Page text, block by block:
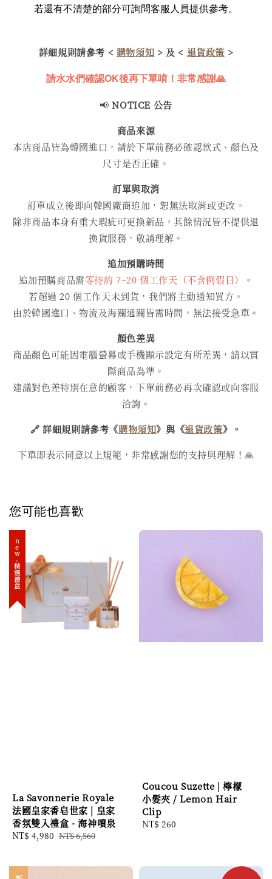
若還有不清楚的部分可詢問客服人員提供參考。
詳細規則請參考 < 購物須知 > 及 < 退貨政策 >
請水水們確認OK後再下單唷！非常感謝🙏
📢NOTICE 公告
商品來源
本店商品皆為韓國進口，請於下單前務必確認款式、顏色及
尺寸是否正確。
訂單與取消
訂單成立後即向韓國廠商追加，恕無法取消或更改。
除非商品本身有重大瑕疵可更換新品，其餘情況皆不提供退
換貨服務，敬請理解。
追加預購時間
追加預購商品需等待約 7–20 個工作天（不含例假日）
。
若超過 20 個工作天未到貨，我們將主動通知買方。
由於韓國進口、物流及海關通關皆需時間，無法接受急單。
顏色差異
商品顏色可能因電腦螢幕或手機顯示設定有所差異，請以實
際商品為準。
建議對色差特別在意的顧客，下單前務必再次確認或向客服
洽詢。
🔗 詳細規則請參考《購物須知》與《退貨政策》。
下單即表示同意以上規範，非常感謝您的支持與理解！🙏
您可能也喜歡
new-精選禮盒
La Savonnerie Royale
法國皇家香皂世家 | 皇家
香氛雙入禮盒 - 海神噴泉
Sale
NT$ 4,980 Regular
NT$ 6,560
Coucou Suzette | 檸檬
小髮夾 / Lemon Hair
Clip
Regular
NT$ 260